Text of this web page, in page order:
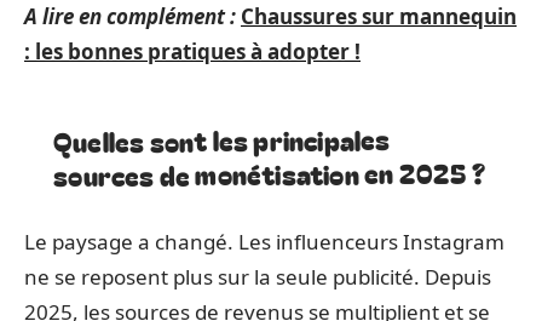
A lire en complément : Chaussures sur mannequin
: les bonnes pratiques à adopter !
Quelles sont les principales
sources de monétisation en 2025 ?
Le paysage a changé. Les influenceurs Instagram
ne se reposent plus sur la seule publicité. Depuis
2025, les sources de revenus se multiplient et se